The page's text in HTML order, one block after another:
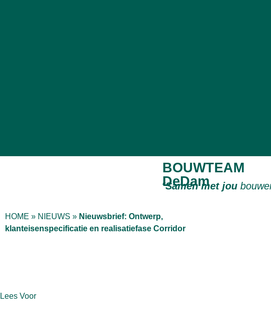
BOUWTEAM
DeDam
“Samen met jou
HOME » NIEUWS » Nieuwsbrief: Ontwerp,
klanteisenspecificatie en realisatiefase Corridor
Lees Voor